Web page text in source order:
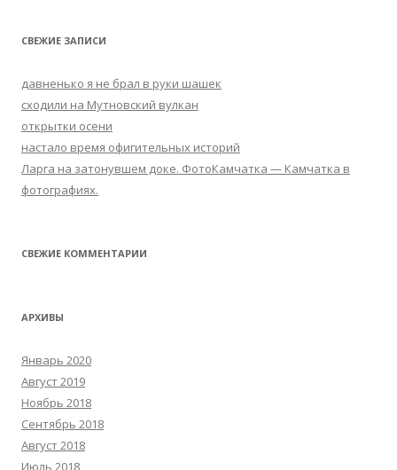
т
СВЕЖИЕ ЗАПИСИ
давненько я не брал в руки шашек
сходили на Мутновский вулкан
открытки осени
настало время офигительных историй
Ларга на затонувшем доке. ФотоКaмчатка — Камчатка в
фотографиях.
СВЕЖИЕ КОММЕНТАРИИ
АРХИВЫ
Январь 2020
Август 2019
Ноябрь 2018
Сентябрь 2018
Август 2018
Июль 2018